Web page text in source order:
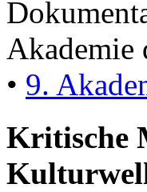
Akademie
• 9.
Kritische